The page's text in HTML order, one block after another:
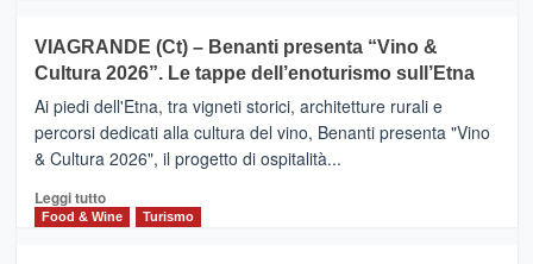
Anche
la
Alcantara
nei
primi
nella
classifica
IL
SAN
DOMENICO
PALACE
TAORMINA,
UN
HOTEL
FOUR
VIAGRANDE (Ct) – Benanti presenta “Vino &
Cultura 2026”. Le tappe dell’enoturismo sull’Etna
Ai piedi dell'Etna, tra vigneti storici, architetture rurali e
percorsi dedicati alla cultura del vino, Benanti presenta "Vino
& Cultura 2026", il progetto di ospitalità...
Leggi tuttoLeggi
di
Food & Wine Turismo